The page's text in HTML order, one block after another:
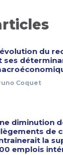
du
ses
Coquet
diminution
de
la
emplois